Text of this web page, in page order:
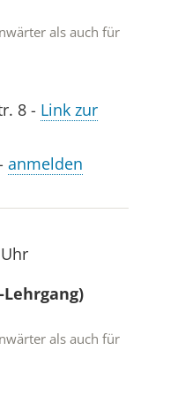
per Mail an:
Absage
berechnet)
als auch für
8- Link zur
anmelden
als auch für